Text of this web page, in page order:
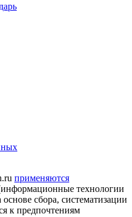
применяются
технологии
сбора, систематизации
к предпочтениям